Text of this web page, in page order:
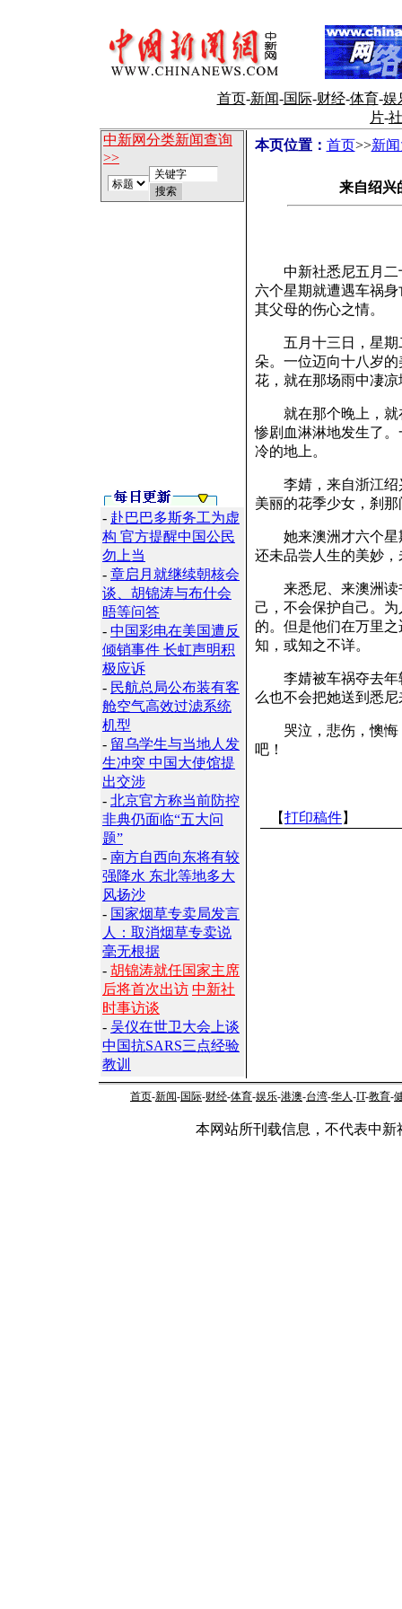
首页-新闻-国际-财经-体育-娱
片-
中新网分类新闻查询
>>
- 赴巴巴多斯务工为虚
构 官方提醒中国公民
勿上当
- 章启月就继续朝核会
谈、胡锦涛与布什会
晤等问答
- 中国彩电在美国遭反
倾销事件 长虹声明积
极应诉
- 民航总局公布装有客
舱空气高效过滤系统
机型
- 留乌学生与当地人发
生冲突 中国大使馆提
出交涉
- 北京官方称当前防控
非典仍面临“五大问
题”
- 南方自西向东将有较
强降水 东北等地多大
风扬沙
- 国家烟草专卖局发言
人：取消烟草专卖说
毫无根据
- 胡锦涛就任国家主席
后将首次出访 中新社
时事访谈
- 吴仪在世卫大会上谈
中国抗SARS三点经验
教训
本页位置： 首页>>新
来自绍兴
中新社悉尼五月二
六个星期就遭遇车祸
其父母的伤心之情。
五月十三日，星期
朵。一位迈向十八岁
花，就在那场雨中凄
就在那个晚上，就
惨剧血淋淋地发生了
冷的地上。
李婧，来自浙江绍
美丽的花季少女，刹
她来澳洲才六个星
还未品尝人生的美妙
来悉尼、来澳洲读
己，不会保护自己。
的。但是他们在万里
知，或知之不详。
李婧被车祸夺去年
么也不会把她送到悉尼
哭泣，悲伤，懊悔
吧！
【打印稿件】
首页-新闻-国际-财经-体育-娱乐-港澳-台湾-华人-IT-教育-
本网站所刊载信息，不代表中